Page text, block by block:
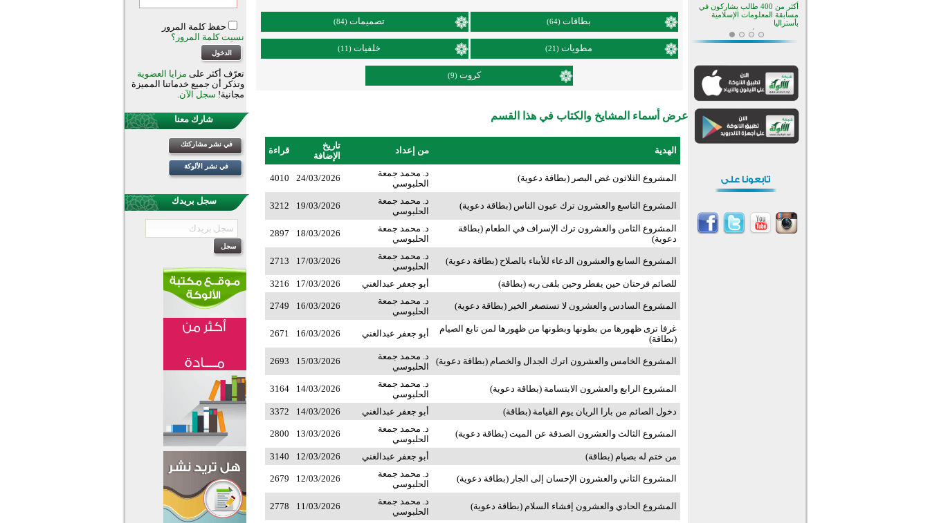
بطاقات (64) تصميمات (84)
مطويات (21) خلفيات (11)
كروت (9)
عرض أسماء المشايخ والكتاب في هذا القسم
الهدية من إعداد
تاريخ
الإضافة
قراءة
المشروع الثلاثون غض البصر (بطاقة دعوية)
د. محمد جمعة
الحلبوسي
24/03/2026
4010
المشروع التاسع والعشرون ترك عيون الناس (بطاقة دعوية)
د. محمد جمعة
الحلبوسي
19/03/2026
3212
المشروع الثامن والعشرون ترك الإسراف في الطعام (بطاقة
دعوية)
د. محمد جمعة
الحلبوسي
18/03/2026
2897
المشروع السابع والعشرون الدعاء للأبناء بالصلاح (بطاقة دعوية)
د. محمد جمعة
الحلبوسي
17/03/2026
2713
للصائم فرحتان حين يفطر وحين بلقى ربه (بطاقة) أبو جعفر عبدالغني 17/03/2026
3216
المشروع السادس والعشرون لا تستصغر الخير (بطاقة دعوية)
د. محمد جمعة
الحلبوسي
16/03/2026
2749
غرفا ترى ظهورها من بطونها وبطونها من ظهورها لمن تابع الصيام
(بطاقة)
أبو جعفر عبدالغني 16/03/2026
2671
المشروع الخامس والعشرون اترك الجدال والخصام (بطاقة دعوية)
د. محمد جمعة
الحلبوسي
15/03/2026
2693
المشروع الرابع والعشرون الابتسامة (بطاقة دعوية)
د. محمد جمعة
الحلبوسي
14/03/2026
3164
دخول الصائم من بارا الريان يوم القيامة (بطاقة) أبو جعفر عبدالغني 14/03/2026
3372
المشروع الثالث والعشرون الصدقة عن الميت (بطاقة دعوية)
د. محمد جمعة
الحلبوسي
13/03/2026
2800
من ختم له بصيام (بطاقة) أبو جعفر عبدالغني 12/03/2026
3140
المشروع الثاني والعشرون الإحسان إلى الجار (بطاقة دعوية)
د. محمد جمعة
الحلبوسي
12/03/2026
2679
المشروع الحادي والعشرون إفشاء السلام (بطاقة دعوية)
د. محمد جمعة
الحلبوسي
11/03/2026
2778
حفظ كلمة المرور
نسيت كلمة المرور؟
تعرّف أكثر على مزايا العضوية
وتذكر أن جميع خدماتنا المميزة
مجانية! سجل الآن.
شارك معنا
في نشر مشاركتك
في نشر الألوكة
سجل بريدك
أكثر من 400 طالب يشاركون في
مسابقة المعلومات الإسلامية
بأستراليا
افتتاح تاريخي لأول مسجد في بلييفليا
بالجبل الأسود منذ أكثر من قرن
مسجد جديد في أجواء إيمانية مميزة
أكبر مشروع إسلامي في ريف
أستراليا يفتتح أبوابه بعد سنوات من
القرآن والتربية في صدارة البرامج
الصيفية للمسلمين في بينزا
وساراتوف وموردوفيا هذا العام
اختتام الدورة التاسعة لمسابقة حفظ
القيم وبناء الشخصية للشباب
المسلمين
أكثر من 400 طالب يشاركون في
مسابقة المعلومات الإسلامية